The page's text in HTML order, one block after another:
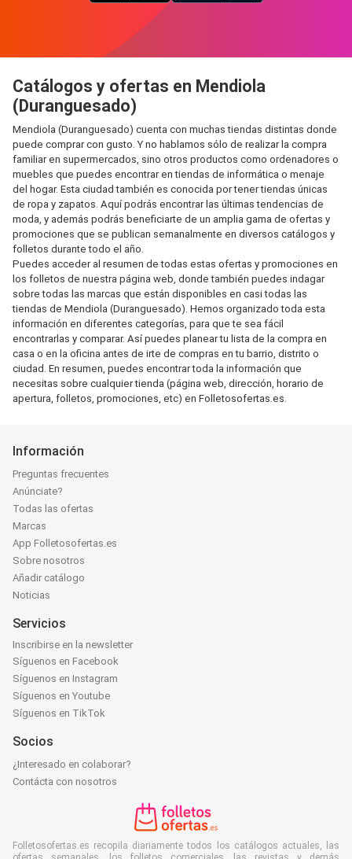
Catálogos y ofertas en Mendiola
(Duranguesado)
Mendiola (Duranguesado) cuenta con muchas tiendas distintas donde
puede comprar con gusto. Y no hablamos sólo de realizar la compra
familiar en supermercados, sino otros productos como ordenadores o
muebles que puedes encontrar en tiendas de informática o menaje
del hogar. Esta ciudad también es conocida por tener tiendas únicas
de ropa y zapatos. Aquí podrás encontrar las últimas tendencias de
moda, y además podrás beneficiarte de un amplia gama de ofertas y
promociones que se publican semanalmente en diversos catálogos y
folletos durante todo el año.
Puedes acceder al resumen de todas estas ofertas y promociones en
los folletos de nuestra página web, donde también puedes indagar
sobre todas las marcas que están disponibles en casi todas las
tiendas de Mendiola (Duranguesado). Hemos organizado toda esta
información en diferentes categorías, para que te sea fácil
encontrarlas y comparar. Así puedes planear tu lista de la compra en
casa o en la oficina antes de irte de compras en tu barrio, distrito o
ciudad. En resumen, puedes encontrar toda la información que
necesitas sobre cualquier tienda (página web, dirección, horario de
apertura, folletos, promociones, etc) en Folletosofertas.es.
Información
Preguntas frecuentes
Anúnciate?
Todas las ofertas
Marcas
App Folletosofertas.es
Sobre nosotros
Añadir catálogo
Noticias
Servicios
Inscribirse en la newsletter
Síguenos en Facebook
Síguenos en Instagram
Síguenos en Youtube
Síguenos en TikTok
Socios
¿Interesado en colaborar?
Contácta con nosotros
Folletosofertas.es recopila diariamente todos los catálogos actuales, las